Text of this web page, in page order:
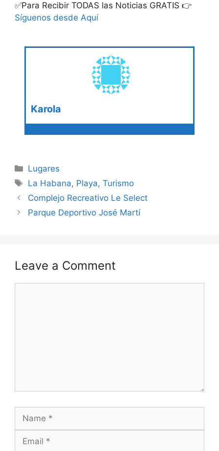
✅Para Recibir TODAS las Noticias GRATIS 👉
Síguenos desde Aquí
Karola
Categories
Lugares
Tags
La Habana, Playa,Turismo
Complejo Recreativo Le Select
Parque Deportivo José Martí
Leave a Comment
Name
Email